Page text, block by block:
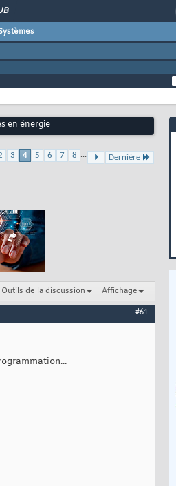
en énergie
3 4 5 6 7 8 ... Dernière
Outils de la discussion Affichage
#61